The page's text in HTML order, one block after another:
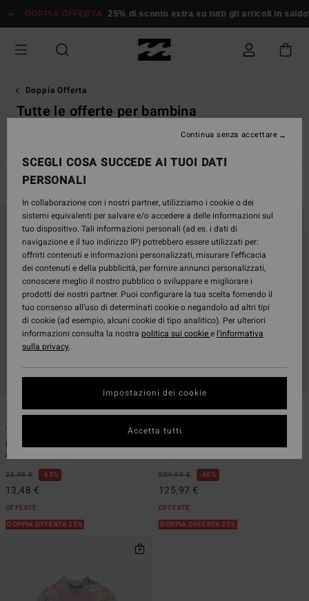
alla
griglie
prodotti
OFFERTA 25% di sconto extra su tutti gli articoli in saldo*
Doppia Offerta
Tutte le offerte per bambina
Filtra e Ordina
criteri
ricerca
visualizza
ordine
ECO
Toddler Billie
Rashguard intero con maniche
corte Viola Ragazzos 2 - 6
35,95 € 63%
13,48 €
OFFERTE
DOPPIA OFFERTA 25%
1 ECO
4/3mm Teen
209,95 € 40%
125,97 €
OFFERTE
DOPPIA OFFERTA 25%
SCEGLI COSA SUCCEDE AI TUOI DATI
PERSONALI
In collaborazione con i nostri partner, utilizziamo i cookie o dei
sistemi equivalenti per salvare e/o accedere a delle informazioni sul
tuo dispositivo. Tali informazioni personali (ad es. i dati di
navigazione e il tuo indirizzo IP) potrebbero essere utilizzati per:
offrirti contenuti e informazioni personalizzati, misurare l’efficacia
dei contenuti e della pubblicità, per fornire annunci personalizzati,
conoscere meglio il nostro pubblico o sviluppare e migliorare i
prodotti dei nostri partner. Puoi configurare la tua scelta fornendo il
tuo consenso all’uso di determinati cookie o negandolo ad altri tipi
di cookie (ad esempio, alcuni cookie di tipo analitico). Per ulteriori
informazioni consulta la nostra politica sui cookiee l'informativa
sulla privacy.
Impostazioni dei cookie
Continua senza accettare
Accetta tutti